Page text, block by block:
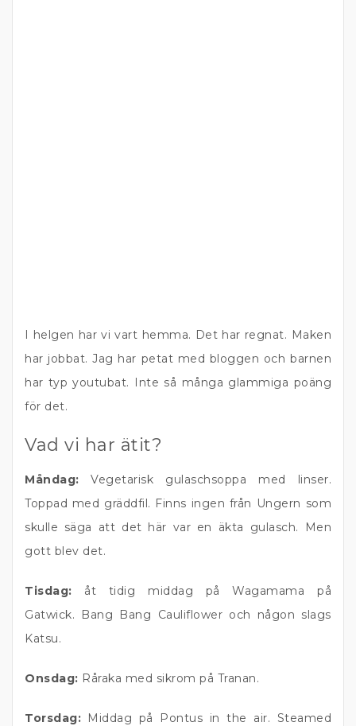
I helgen har vi vart hemma. Det har regnat. Maken
har jobbat. Jag har petat med bloggen och barnen
har typ youtubat. Inte så många glammiga poäng
för det.
Vad vi har ätit?
Måndag: Vegetarisk gulaschsoppa med linser.
Toppad med gräddfil. Finns ingen från Ungern som
skulle säga att det här var en äkta gulasch. Men
gott blev det.
Tisdag: åt tidig middag på Wagamama på
Gatwick. Bang Bang Cauliflower och någon slags
Katsu.
Onsdag: Råraka med sikrom på Tranan.
Torsdag: Middag på Pontus in the air. Steamed